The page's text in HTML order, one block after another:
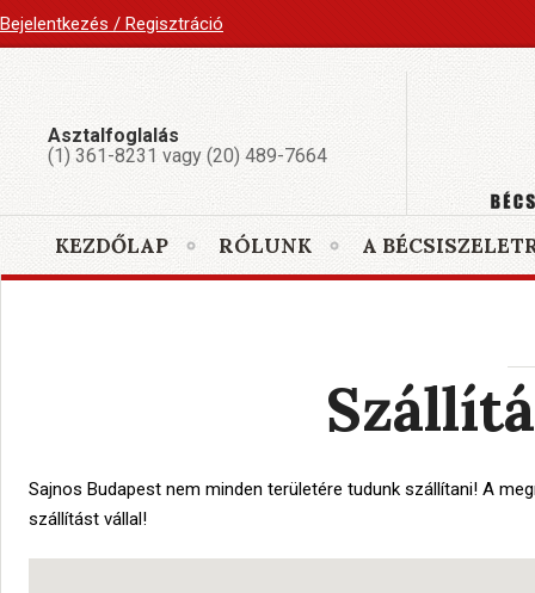
Bejelentkezés / Regisztráció
Asztalfoglalás
(1) 361-8231 vagy (20) 489-7664
KEZDŐLAP RÓLUNK A
Sajnos Budapest nem minden területére tudunk szállítani! A
szállítást vállal!